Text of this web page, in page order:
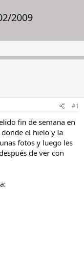
2009
#1
fin de semana en
el hielo y la
fotos y luego les
de ver con